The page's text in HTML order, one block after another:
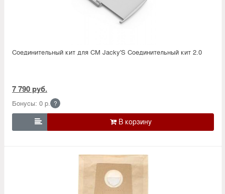
Соединительный кит для СМ Jacky'S Соединительный кит 2.0
7 790 руб.
Бонусы: 0 р. ?
